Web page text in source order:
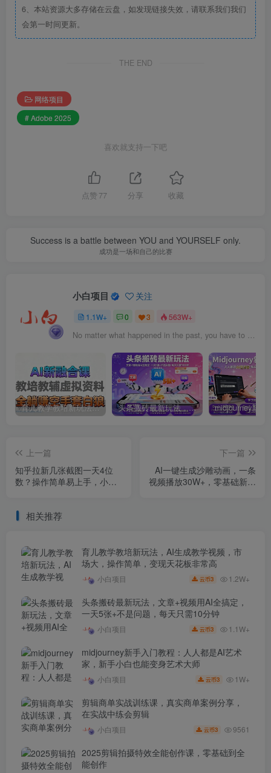
6、本站资源大多存储在云盘，如发现链接失效，请联系我们我们
会第一时间更新。
THE END
网络项目
# Adobe 2025
喜欢就支持一下吧
点赞 77 分享 收藏
Success is a battle between YOU and YOURSELF only.
成功是一场和自己的比赛
小白项目 关注
1.1W+ 0 3 563W+
No matter what happened in the past, you have to believe that the best is yet to come.
育儿教学教培新玩法，AI生成教学视频，市场大，操作简单，变现天花板非常高 头条搬砖最新玩法，文章+视频用AI全搞定，一天5张+不是问题，每天只需10分钟
上一篇
知乎拉新几张截图一天4位
数？操作简单易上手，小白
下一篇
AI一键生成沙雕动画，一条
视频播放30W+，零基础新手
相关推荐
育儿教学教培新玩法，AI生成教学视频，市
场大，操作简单，变现天花板非常高
小白项目 云币3 1.2W+
头条搬砖最新玩法，文章+视频用AI全搞定，
一天5张+不是问题，每天只需10分钟
小白项目 云币3 1.1W+
midjourney新手入门教程：人人都是AI艺术
家，新手小白也能变身艺术大师
小白项目 云币3 1W+
剪辑商单实战训练课，真实商单案例分享，
在实战中练会剪辑
小白项目 云币3 9561
2025剪辑拍摄特效全能创作课，零基础到全
能创作